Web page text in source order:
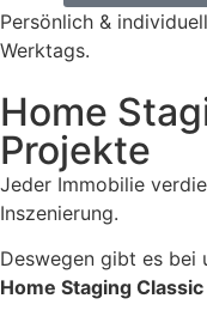
Persönlich &
Werktags.
Home
Projekte
Jeder Immobilie
Inszenierung.
Deswegen gibt es bei
Home Staging Classic